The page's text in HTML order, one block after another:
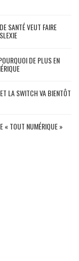
SANTÉ VEUT FAIRE
DE PLUS EN
LA SWITCH VA BIENTÔT
« TOUT NUMÉRIQUE »